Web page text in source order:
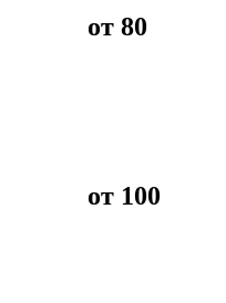
от 80
от 100